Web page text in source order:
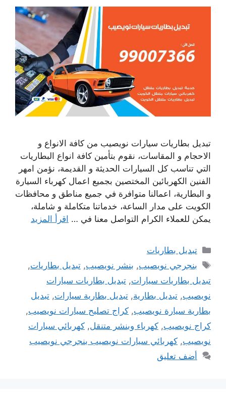
تبديل بطاريات سيارات نويصيب من كافة الانواع و
الاحجام و المقاسات، نقوم بتأمين كافة انواع البطاريات
التي تناسب كل السيارات الحديثة و القديمة، نؤمن امهر
الفنين الكهربائين المختصين بجميع اعمال كهرباء السيارة
و البطارية، اعمالنا متوافرة في جميع مناطق و محافظات
الكويت على مدار الساعة، خدماتنا متكاملة و شاملة،
يمكن للعملاء الكرام التواصل معنا في … اقرأ المزيد
التصنيفات
تبديل بطاريات
الوسوم
بنجرجي نويصيب, بنشر نويصيب,تبديل بطاريات,
تبديل بطاريات سيارات, تبديل بطاريات سيارات
نويصيب, تبديل بطارية, تبديل بطارية سيارات, تبديل
بطارية سيارة نويصيب, كراج تصليح سيارات نويصيب,
كراج نويصيب, كهرباء وبنشر متنقل, كهربائي سيارات
نويصيب, كهربائي سيارات نويصيب بنجرجي نويصيب
أضف تعليق